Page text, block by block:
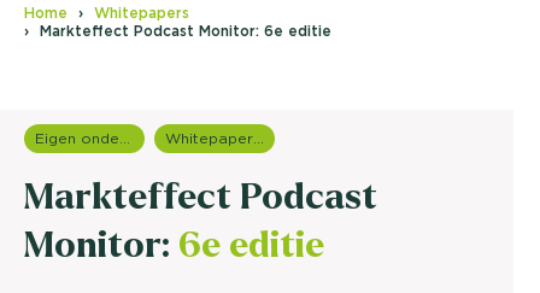
Home
Whitepapers
Markteffect Podcast Monitor: 6e editie
Eigen onderzoeken Whitepapers overzicht
Markteffect Podcast
Monitor: 6e editie